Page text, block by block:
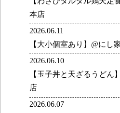
本店
2026.06.11
【大小個室あり】@にし
2026.06.10
【玉子丼と天ざるうどん
店
2026.06.07